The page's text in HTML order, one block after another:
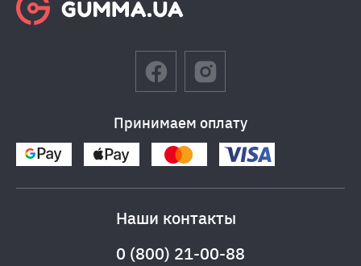
Принимаем оплату
Наши контакты
0 (800) 21-00-88